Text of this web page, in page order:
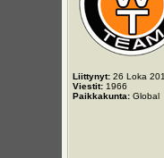
Liittynyt:26 Loka
Viestit:1966
Paikkakunta:Global